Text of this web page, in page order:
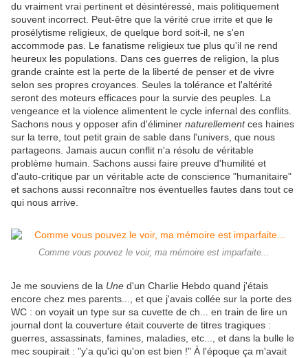
du vraiment vrai pertinent et désintéressé, mais politiquement
souvent incorrect. Peut-être que la vérité crue irrite et que le
prosélytisme religieux, de quelque bord soit-il, ne s'en
accommode pas. Le fanatisme religieux tue plus qu'il ne rend
heureux les populations. Dans ces guerres de religion, la plus
grande crainte est la perte de la liberté de penser et de vivre
selon ses propres croyances. Seules la tolérance et l'altérité
seront des moteurs efficaces pour la survie des peuples. La
vengeance et la violence alimentent le cycle infernal des conflits.
Sachons nous y opposer afin d'éliminer naturellementces haines
sur la terre, tout petit grain de sable dans l'univers, que nous
partageons. Jamais aucun conflit n'a résolu de véritable
problème humain. Sachons aussi faire preuve d'humilité et
d'auto-critique par un véritable acte de conscience "humanitaire"
et sachons aussi reconnaître nos éventuelles fautes dans tout ce
qui nous arrive.
Comme vous pouvez le voir, ma mémoire est imparfaite...
Je me souviens de la Une d'un Charlie Hebdo quand j'étais
encore chez mes parents..., et que j'avais collée sur la porte des
WC : on voyait un type sur sa cuvette de ch... en train de lire un
journal dont la couverture était couverte de titres tragiques :
guerres, assassinats, famines, maladies, etc..., et dans la bulle le
mec soupirait : "y'a qu'ici qu'on est bien !" À l'époque ça m'avait